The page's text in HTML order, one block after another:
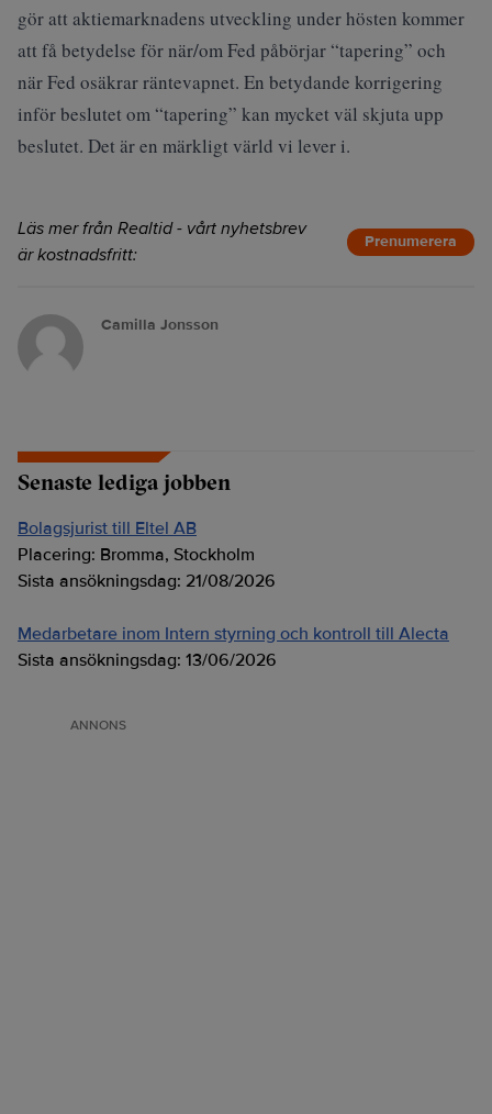
gör att aktiemarknadens utveckling under hösten kommer
att få betydelse för när/om Fed påbörjar “tapering” och
när Fed osäkrar räntevapnet. En betydande korrigering
inför beslutet om “tapering” kan mycket väl skjuta upp
beslutet. Det är en märkligt värld vi lever i.
Läs mer från Realtid - vårt nyhetsbrev
är kostnadsfritt:
Prenumerera
Camilla Jonsson
Senaste lediga jobben
Bolagsjurist till Eltel AB
Placering: Bromma, Stockholm
Sista ansökningsdag: 21/08/2026
Medarbetare inom Intern styrning och kontroll till Alecta
Sista ansökningsdag: 13/06/2026
ANNONS